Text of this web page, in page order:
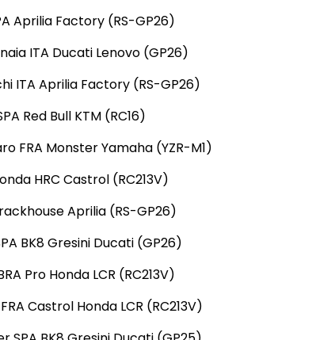
Aprilia Factory (RS-GP26)
ITA Ducati Lenovo (GP26)
ITA Aprilia Factory (RS-GP26)
Red Bull KTM (RC16)
FRA Monster Yamaha (YZR-M1)
HRC Castrol (RC213V)
Aprilia (RS-GP26)
BK8 Gresini Ducati (GP26)
Pro Honda LCR (RC213V)
Castrol Honda LCR (RC213V)